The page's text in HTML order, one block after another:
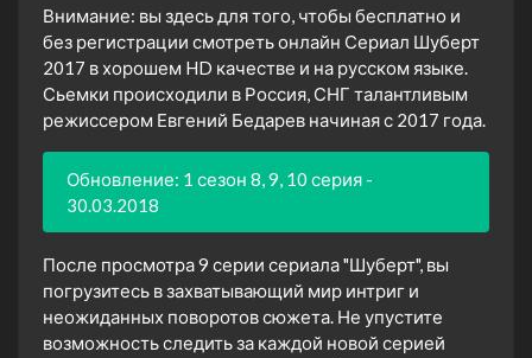
Внимание: вы здесь для того, чтобы бесплатно и
без регистрации смотреть онлайн Сериал Шуберт
2017 в хорошем HD качестве и на русском языке.
Сьемки происходили в Россия, СНГ талантливым
режиссером Евгений Бедарев начиная с 2017 года.
Обновление: 1 сезон 8, 9, 10 серия -
30.03.2018
После просмотра 9 серии сериала "Шуберт", вы
погрузитесь в захватывающий мир интриг и
неожиданных поворотов сюжета. Не упустите
возможность следить за каждой новой серией